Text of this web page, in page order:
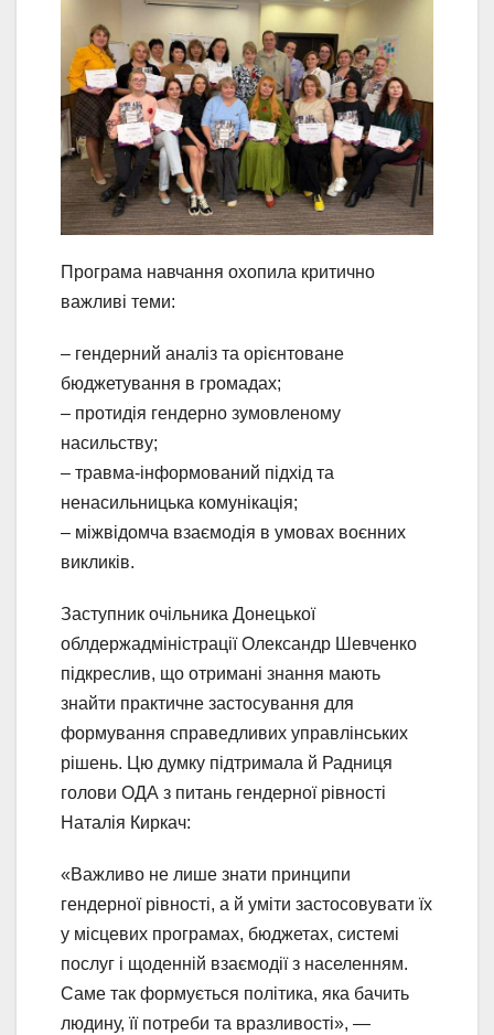
Програма навчання охопила критично
важливі теми:
– гендерний аналіз та орієнтоване
бюджетування в громадах;
– протидія гендерно зумовленому
насильству;
– травма-інформований підхід та
ненасильницька комунікація;
– міжвідомча взаємодія в умовах воєнних
викликів.
Заступник очільника Донецької
облдержадміністрації Олександр Шевченко
підкреслив, що отримані знання мають
знайти практичне застосування для
формування справедливих управлінських
рішень. Цю думку підтримала й Радниця
голови ОДА з питань гендерної рівності
Наталія Киркач:
«Важливо не лише знати принципи
гендерної рівності, а й уміти застосовувати їх
у місцевих програмах, бюджетах, системі
послуг і щоденній взаємодії з населенням.
Саме так формується політика, яка бачить
людину, її потреби та вразливості», —